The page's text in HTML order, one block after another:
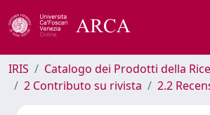
IRIS
Catalogo dei Prodotti della
2 Contributo su rivista
2.2